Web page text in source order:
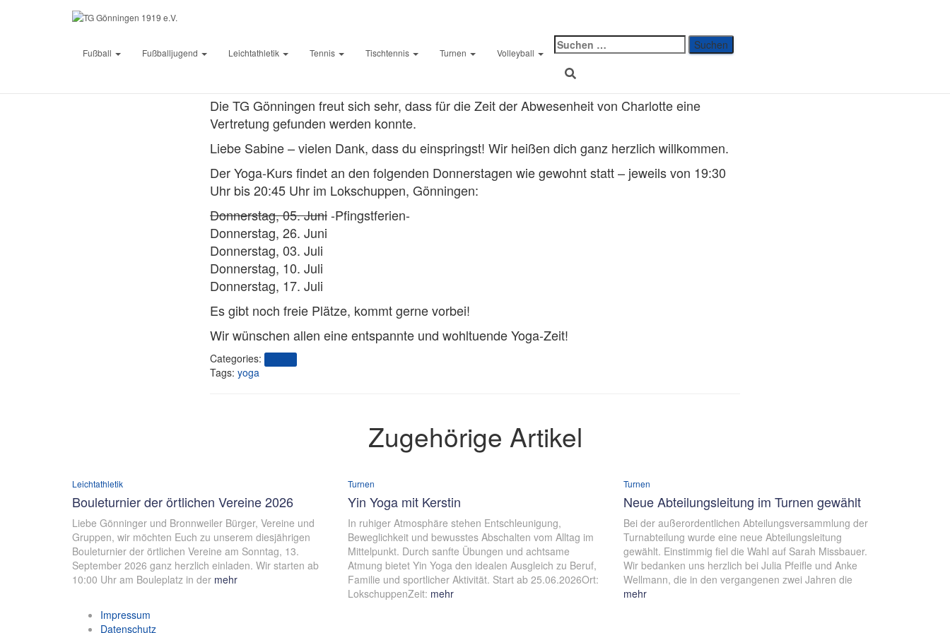
Fußball Fußballjugend Leichtathletik Tennis Tischtennis Turnen Volleyball
Suche
nach:
Veröffentlicht von Marcus Wagneram 13. Juni 2025
Die TG Gönningen freut sich sehr, dass für die Zeit der Abwesenheit von Charlotte eine
Vertretung gefunden werden konnte.
Liebe Sabine – vielen Dank, dass du einspringst! Wir heißen dich ganz herzlich willkommen.
Der Yoga-Kurs findet an den folgenden Donnerstagen wie gewohnt statt – jeweils von 19:30
Uhr bis 20:45 Uhr im Lokschuppen, Gönningen:
Donnerstag, 05. Juni-Pfingstferien-
Donnerstag, 26. Juni
Donnerstag, 03. Juli
Donnerstag, 10. Juli
Donnerstag, 17. Juli
Es gibt noch freie Plätze, kommt gerne vorbei!
Wir wünschen allen eine entspannte und wohltuende Yoga-Zeit!
Categories:
Tags: yoga
Zugehörige Artikel
Leichtathletik
Bouleturnier der örtlichen Vereine 2026
Liebe Gönninger und Bronnweiler Bürger, Vereine und
Gruppen, wir möchten Euch zu unserem diesjährigen
Bouleturnier der örtlichen Vereine am Sonntag, 13.
September 2026 ganz herzlich einladen. Wir starten ab
10:00 Uhr am Bouleplatz in der mehr
Turnen
Yin Yoga mit Kerstin
In ruhiger Atmosphäre stehen Entschleunigung,
Beweglichkeit und bewusstes Abschalten vom Alltag im
Mittelpunkt. Durch sanfte Übungen und achtsame
Atmung bietet Yin Yoga den idealen Ausgleich zu Beruf,
Familie und sportlicher Aktivität. Start ab 25.06.2026Ort:
LokschuppenZeit: mehr
Turnen
Neue Abteilungsleitung im Turnen gewählt
Bei der außerordentlichen Abteilungsversammlung der
Turnabteilung wurde eine neue Abteilungsleitung
gewählt. Einstimmig fiel die Wahl auf Sarah Missbauer.
Wir bedanken uns herzlich bei Julia Pfeifle und Anke
Wellmann, die in den vergangenen zwei Jahren die
mehr
Impressum
Datenschutz